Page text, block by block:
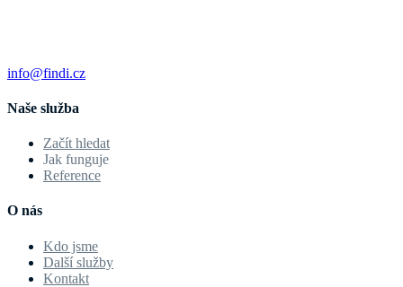
info@findi.cz
Naše služba
Začít hledat
Jak funguje
Reference
O nás
Kdo jsme
Další služby
Kontakt